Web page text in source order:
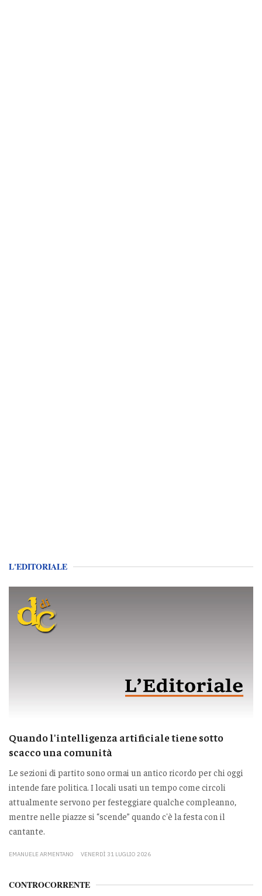
L'EDITORIALE
Quando l'intelligenza artificiale tiene sotto
scacco una comunità
Le sezioni di partito sono ormai un antico ricordo per chi oggi
intende fare politica. I locali usati un tempo come circoli
attualmente servono per festeggiare qualche compleanno,
mentre nelle piazze si “scende” quando c'è la festa con il
cantante.
EMANUELE ARMENTANO VENERDÌ 31 LUGLIO 2026
CONTROCORRENTE